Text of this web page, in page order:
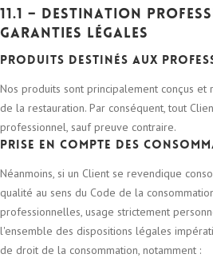
11.1 – Destination
garanties légales
Produits destinés aux
Nos produits sont principalement conçus et
de la restauration. Par conséquent, tout
professionnel, sauf preuve contraire.
Prise en compte des
Néanmoins, si un Client se revendique
qualité au sens du Code de la
professionnelles, usage strictement
l'ensemble des dispositions légales
de droit de la consommation, notamment :